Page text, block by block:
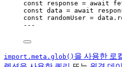
const
response = await
const data = await
const
randomUser = data .
---
import.meta.glob() 을 사용한 로